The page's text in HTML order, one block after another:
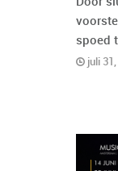
spoed
juli